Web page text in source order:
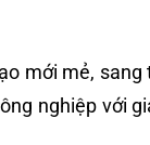
mới mẻ,
nghiệp